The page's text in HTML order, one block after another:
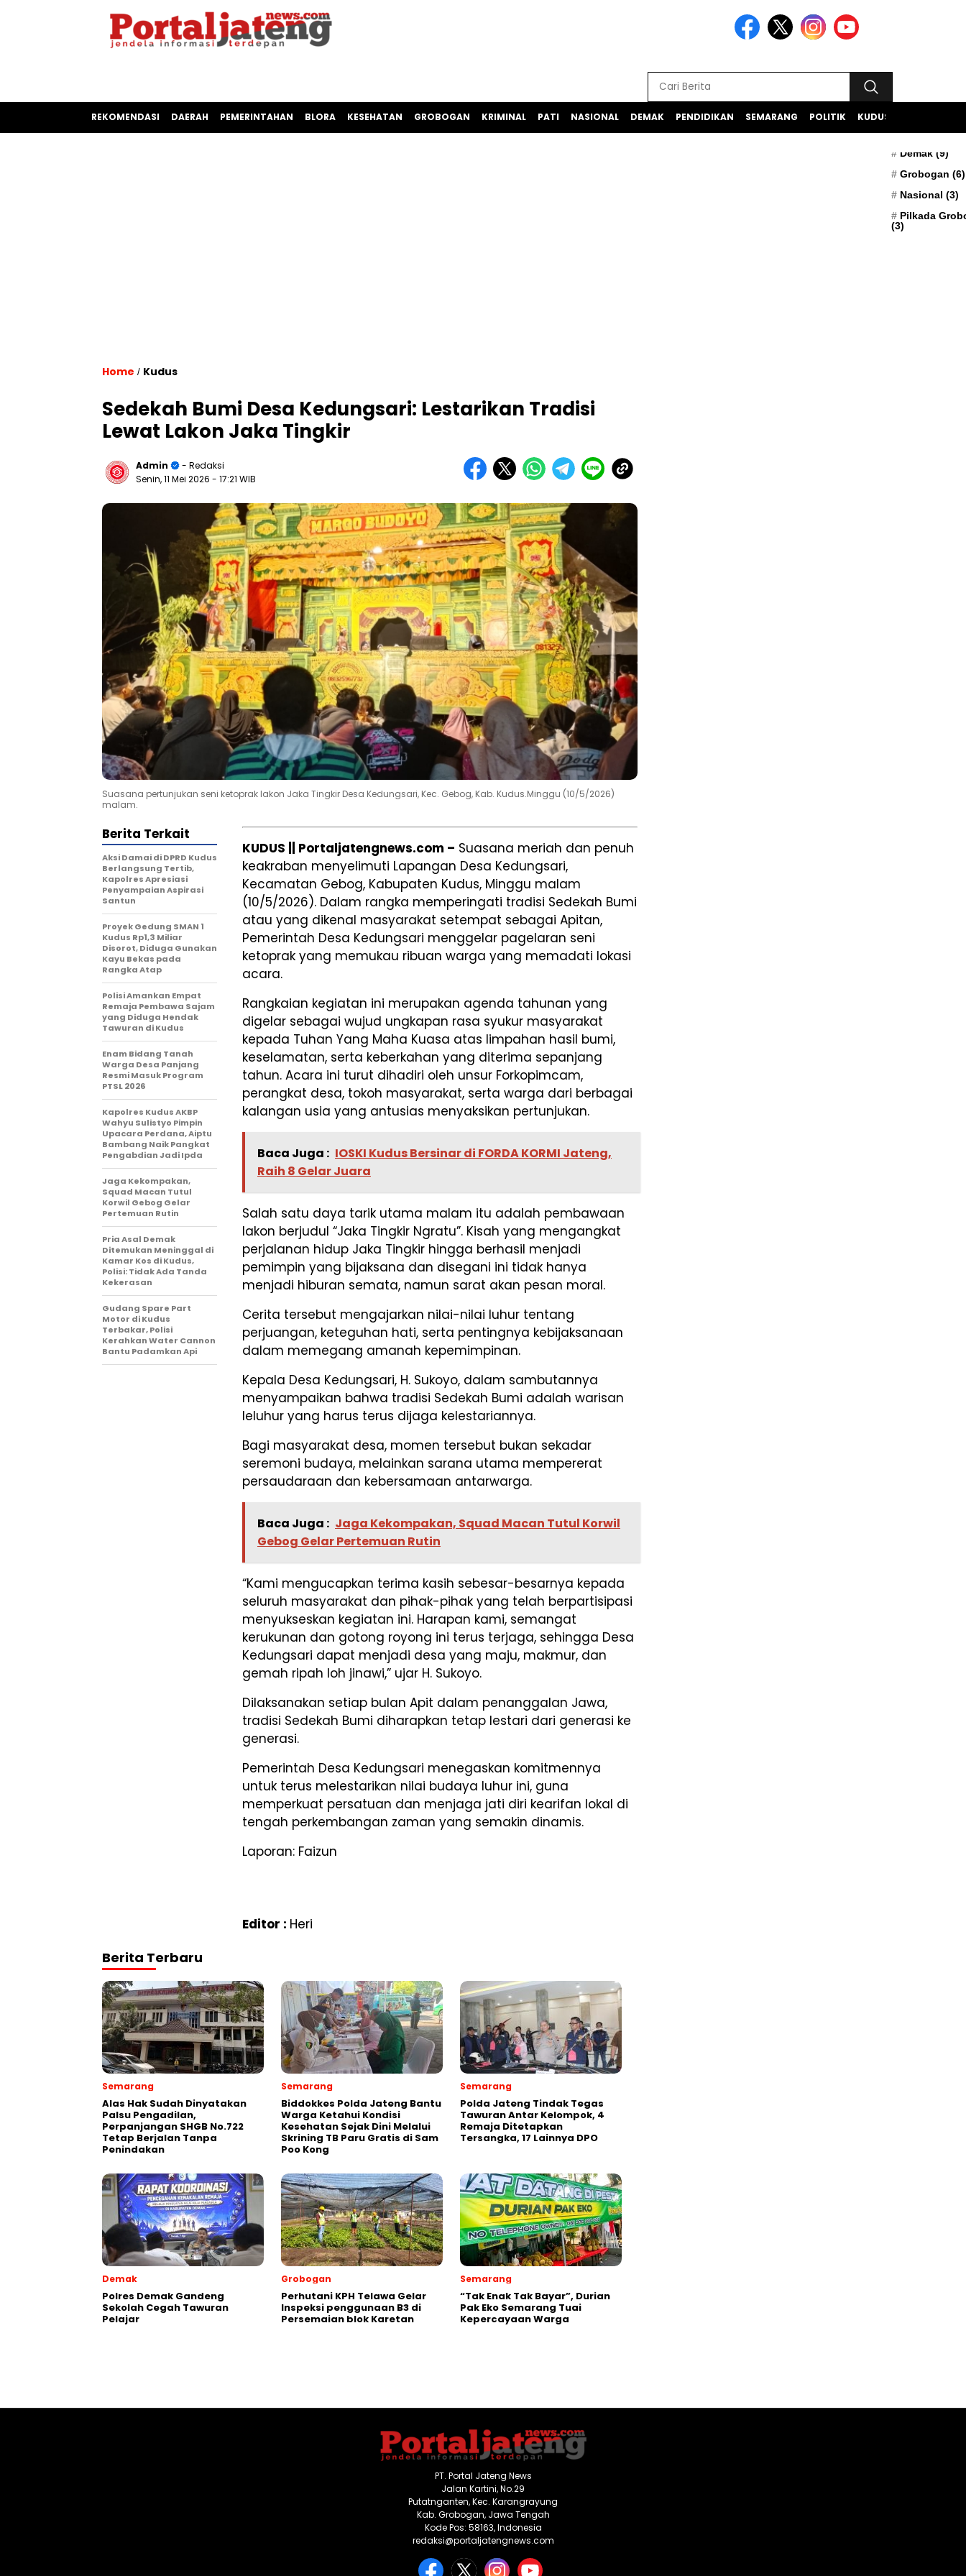
REKOMENDASI DAERAH PEMERINTAHAN BLORA KESEHATAN GROBOGAN KRIMINAL PATI NASIONAL DEMAK PENDIDIKAN SEMARANG POLITIK KUDUS
Apresiasi(5)
Demak (9)
Grobogan (6)
Nasional (3)
Pilkada
(3)
Home / Kudus
Sedekah Bumi Desa Kedungsari: Lestarikan Tradisi
Lewat Lakon Jaka Tingkir
Admin
- Redaksi
Senin, 11 Mei 2026 - 17:21 WIB
Suasana pertunjukan seni ketoprak lakon Jaka Tingkir Desa Kedungsari, Kec. Gebog, Kab. Kudus.Minggu (10/5/2026)
malam.
KUDUS || Portaljatengnews.com – Suasana meriah dan penuh
keakraban menyelimuti Lapangan Desa Kedungsari,
Kecamatan Gebog, Kabupaten Kudus, Minggu malam
(10/5/2026). Dalam rangka memperingati tradisi Sedekah Bumi
atau yang dikenal masyarakat setempat sebagai Apitan,
Pemerintah Desa Kedungsari menggelar pagelaran seni
ketoprak yang memukau ribuan warga yang memadati lokasi
acara.
Rangkaian kegiatan ini merupakan agenda tahunan yang
digelar sebagai wujud ungkapan rasa syukur masyarakat
kepada Tuhan Yang Maha Kuasa atas limpahan hasil bumi,
keselamatan, serta keberkahan yang diterima sepanjang
tahun. Acara ini turut dihadiri oleh unsur Forkopimcam,
perangkat desa, tokoh masyarakat, serta warga dari berbagai
kalangan usia yang antusias menyaksikan pertunjukan.
Baca Juga : IOSKI Kudus Bersinar di FORDA KORMI Jateng,
Raih 8 Gelar Juara
Salah satu daya tarik utama malam itu adalah pembawaan
lakon berjudul “Jaka Tingkir Ngratu”. Kisah yang mengangkat
perjalanan hidup Jaka Tingkir hingga berhasil menjadi
pemimpin yang bijaksana dan disegani ini tidak hanya
menjadi hiburan semata, namun sarat akan pesan moral.
Cerita tersebut mengajarkan nilai-nilai luhur tentang
perjuangan, keteguhan hati, serta pentingnya kebijaksanaan
dalam memegang amanah kepemimpinan.
Kepala Desa Kedungsari, H. Sukoyo, dalam sambutannya
menyampaikan bahwa tradisi Sedekah Bumi adalah warisan
leluhur yang harus terus dijaga kelestariannya.
Bagi masyarakat desa, momen tersebut bukan sekadar
seremoni budaya, melainkan sarana utama mempererat
persaudaraan dan kebersamaan antarwarga.
Baca Juga : Jaga Kekompakan, Squad Macan Tutul Korwil
Gebog Gelar Pertemuan Rutin
“Kami mengucapkan terima kasih sebesar-besarnya kepada
seluruh masyarakat dan pihak-pihak yang telah berpartisipasi
menyukseskan kegiatan ini. Harapan kami, semangat
kerukunan dan gotong royong ini terus terjaga, sehingga Desa
Kedungsari dapat menjadi desa yang maju, makmur, dan
gemah ripah loh jinawi,” ujar H. Sukoyo.
Dilaksanakan setiap bulan Apit dalam penanggalan Jawa,
tradisi Sedekah Bumi diharapkan tetap lestari dari generasi ke
generasi.
Pemerintah Desa Kedungsari menegaskan komitmennya
untuk terus melestarikan nilai budaya luhur ini, guna
memperkuat persatuan dan menjaga jati diri kearifan lokal di
tengah perkembangan zaman yang semakin dinamis.
Laporan: Faizun
Editor : Heri
Berita Terkait
Aksi Damai di DPRD Kudus
Berlangsung Tertib,
Kapolres Apresiasi
Penyampaian Aspirasi
Santun
Proyek Gedung SMAN 1
Kudus Rp1,3 Miliar
Disorot, Diduga Gunakan
Kayu Bekas pada
Rangka Atap
Polisi Amankan Empat
Remaja Pembawa Sajam
yang Diduga Hendak
Tawuran di Kudus
Enam Bidang Tanah
Warga Desa Panjang
Resmi Masuk Program
PTSL 2026
Kapolres Kudus AKBP
Wahyu Sulistyo Pimpin
Upacara Perdana, Aiptu
Bambang Naik Pangkat
Pengabdian Jadi Ipda
Jaga Kekompakan,
Squad Macan Tutul
Korwil Gebog Gelar
Pertemuan Rutin
Pria Asal Demak
Ditemukan Meninggal di
Kamar Kos di Kudus,
Polisi: Tidak Ada Tanda
Kekerasan
Gudang Spare Part
Motor di Kudus
Terbakar, Polisi
Kerahkan Water Cannon
Bantu Padamkan Api
Berita Terbaru
Semarang
Alas Hak Sudah Dinyatakan
Palsu Pengadilan,
Perpanjangan SHGB No.722
Tetap Berjalan Tanpa
Penindakan
Semarang
Biddokkes Polda Jateng Bantu
Warga Ketahui Kondisi
Kesehatan Sejak Dini Melalui
Skrining TB Paru Gratis di Sam
Poo Kong
Semarang
Polda Jateng Tindak Tegas
Tawuran Antar Kelompok, 4
Remaja Ditetapkan
Tersangka, 17 Lainnya DPO
Demak
Polres Demak Gandeng
Sekolah Cegah Tawuran
Pelajar
Grobogan
Perhutani KPH Telawa Gelar
Inspeksi penggunaan B3 di
Persemaian blok Karetan
Semarang
“Tak Enak Tak Bayar”, Durian
Pak Eko Semarang Tuai
Kepercayaan Warga
PT. Portal Jateng News
Jalan Kartini, No.29
Putatnganten, Kec. Karangrayung
Kab. Grobogan, Jawa Tengah
Kode Pos: 58163, Indonesia
redaksi@portaljatengnews.com